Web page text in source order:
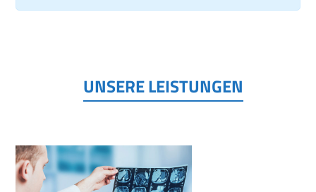
UNSERE LEISTUNGEN